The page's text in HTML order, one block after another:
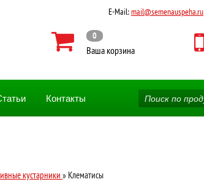
E-Mail:mail@semenauspeha.ru
0
Ваша корзина
Контакты
кустарники » Клематисы